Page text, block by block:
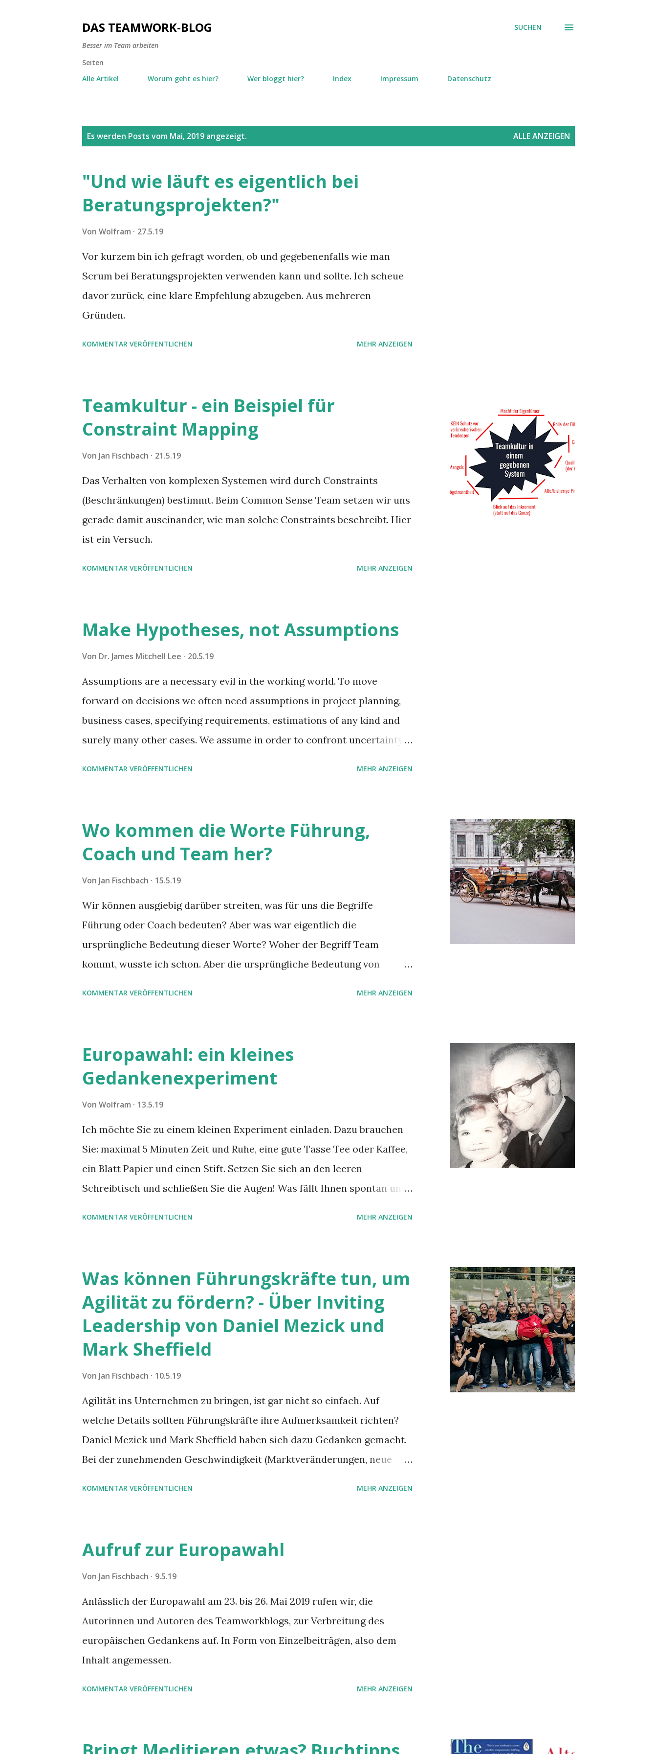
DAS TEAMWORK-BLOG
Besser im Team arbeiten
SUCHEN
Seiten
Alle Artikel
Worum geht es hier? Wer bloggt hier? Index Impressum Datenschutz
Es werden Posts vom Mai, 2019 angezeigt. ALLE ANZEIGEN
"Und wie läuft es eigentlich bei
Beratungsprojekten?"
Von Wolfram 27.5.19
Vor kurzem bin ich gefragt worden, ob und gegebenenfalls wie man
Scrum bei Beratungsprojekten verwenden kann und sollte. Ich scheue
davor zurück, eine klare Empfehlung abzugeben. Aus mehreren
Gründen.
KOMMENTAR VERÖFFENTLICHEN MEHR ANZEIGEN
Teamkultur - ein Beispiel für
Constraint Mapping
Von Jan Fischbach 21.5.19
Das Verhalten von komplexen Systemen wird durch Constraints
(Beschränkungen) bestimmt. Beim Common Sense Team setzen wir uns
gerade damit auseinander, wie man solche Constraints beschreibt. Hier
ist ein Versuch.
KOMMENTAR VERÖFFENTLICHEN MEHR ANZEIGEN
Make Hypotheses, not Assumptions
Von Dr. James Mitchell Lee 20.5.19
Assumptions are a necessary evil in the working world. To move
forward on decisions we often need assumptions in project planning,
business cases, specifying requirements, estimations of any kind and
surely many other cases. We assume in order to confront uncertainty.
KOMMENTAR VERÖFFENTLICHEN MEHR ANZEIGEN
Wo kommen die Worte Führung,
Coach und Team her?
Von Jan Fischbach 15.5.19
Wir können ausgiebig darüber streiten, was für uns die Begriffe
Führung oder Coach bedeuten? Aber was war eigentlich die
ursprüngliche Bedeutung dieser Worte? Woher der Begriff Team
kommt, wusste ich schon. Aber die ursprüngliche Bedeutung von
KOMMENTAR VERÖFFENTLICHEN MEHR ANZEIGEN
Europawahl: ein kleines
Gedankenexperiment
Von Wolfram 13.5.19
Ich möchte Sie zu einem kleinen Experiment einladen. Dazu brauchen
Sie: maximal 5 Minuten Zeit und Ruhe, eine gute Tasse Tee oder Kaffee,
ein Blatt Papier und einen Stift. Setzen Sie sich an den leeren
Schreibtisch und schließen Sie die Augen! Was fällt Ihnen spontan und
KOMMENTAR VERÖFFENTLICHEN MEHR ANZEIGEN
Was können Führungskräfte tun, um
Agilität zu fördern? - Über Inviting
Leadership von Daniel Mezick und
Mark Sheffield
Von Jan Fischbach 10.5.19
Agilität ins Unternehmen zu bringen, ist gar nicht so einfach. Auf
welche Details sollten Führungskräfte ihre Aufmerksamkeit richten?
Daniel Mezick und Mark Sheffield haben sich dazu Gedanken gemacht.
Bei der zunehmenden Geschwindigkeit (Marktveränderungen, neue
von Dan und Mark lädt zum Experimentieren ein.
KOMMENTAR VERÖFFENTLICHEN MEHR ANZEIGEN
Aufruf zur Europawahl
Von Jan Fischbach 9.5.19
Anlässlich der Europawahl am 23. bis 26. Mai 2019 rufen wir, die
Autorinnen und Autoren des Teamworkblogs, zur Verbreitung des
europäischen Gedankens auf. In Form von Einzelbeiträgen, also dem
Inhalt angemessen.
KOMMENTAR VERÖFFENTLICHEN MEHR ANZEIGEN